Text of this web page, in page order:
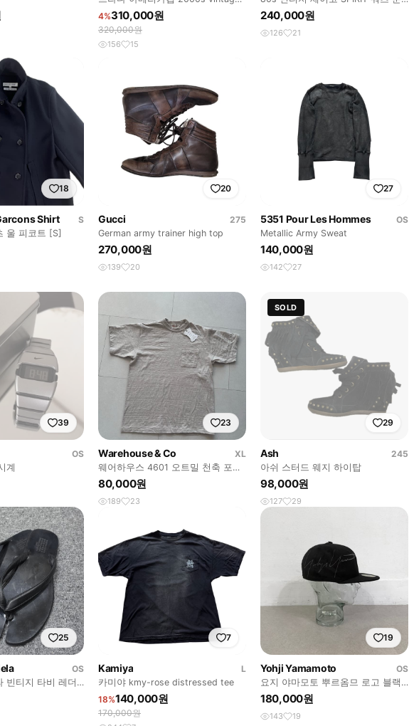
270
4%310,000원
320,000원
156 15
꽃 다이얼
240,000원
126 21
18
Shirt
S
울 피코트 [S]
20
Gucci
275
German army trainer high top
270,000원
139 20
27
5351 Pour Les Hommes
OS
Metallic Army Sweat
140,000원
142 27
39
OS
계
23
Warehouse & Co
XL
웨어하우스 4601 오트밀 천축 포켓
반팔 티셔츠
80,000원
189 23
SOLD
29
Ash
245
아쉬 스터드 웨지 하이탑
98,000원
127 29
25
OS
빈티지 타비 레더
리 41
7
Kamiya
L
카미야 kmy-rose distressed tee
18%140,000원
170,000원
19
Yohji Yamamoto
OS
요지 야마모토 뿌르옴므 로고 블랙
캡
180,000원
143 19